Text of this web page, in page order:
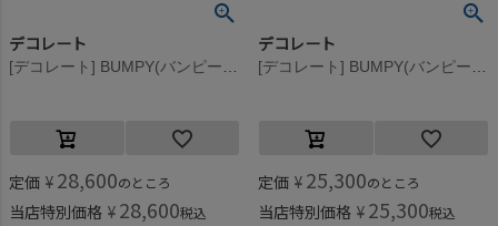
デコレート
定価 ¥ 28,600のところ
当店特別価格 ¥ 28,600税込
デコレート
定価 ¥ 25,300のところ
当店特別価格 ¥ 25,300税込